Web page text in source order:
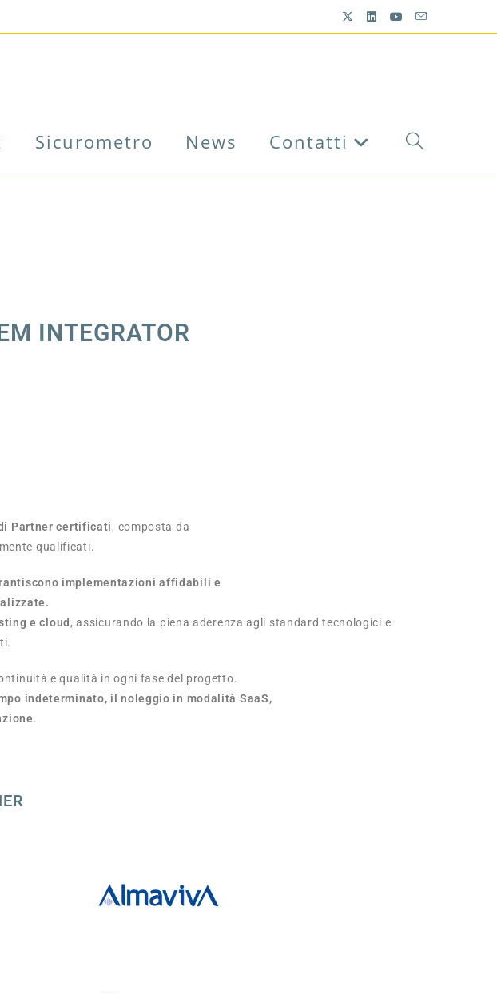
Sicurometro News Contatti
INTEGRATOR
Partner certificati, composta da
qualificati.
implementazioni affidabili e
e cloud , assicurando la piena aderenza agli standard tecnologici e
e qualità in ogni fase del progetto.
indeterminato, il noleggio in modalità SaaS,
.